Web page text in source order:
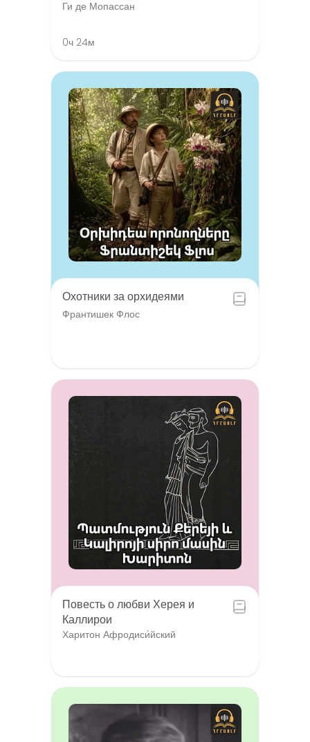
Ги де Мопассан
0ч 24м
Охотники за орхидеями
Франтишек Флос
Повесть о любви Херея и
Каллирои
Харитон Афродиси́йский